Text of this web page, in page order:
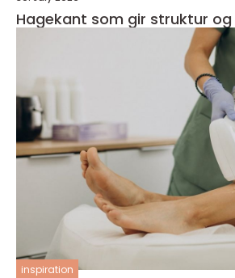
Hagekant som gir struktur og
inspiration